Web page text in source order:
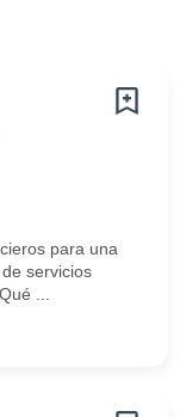
para una
servicios
...